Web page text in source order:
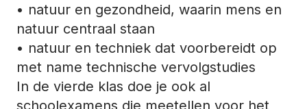
• natuur en gezondheid, waarin mens en
natuur centraal staan
• natuur en techniek dat voorbereidt op
met name technische vervolgstudies
In de vierde klas doe je ook al
schoolexamens die meetellen voor het